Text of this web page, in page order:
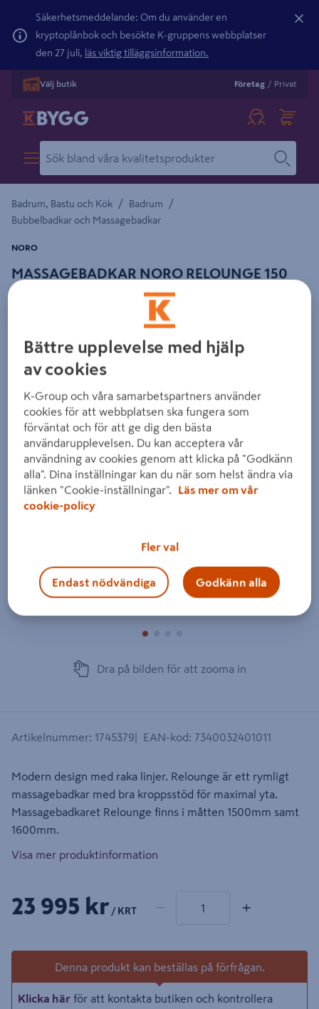
Säkerhetsmeddelande: Om du använder en
kryptoplånbok och besökte K-gruppens webbplatser
den 27 juli, läs viktig tilläggsinformation.
Välj butik Företag / Privat
Badrum, Bastu och Kök / Badrum /
Bubbelbadkar och Massagebadkar
MASSAGEBADKAR NORO RELOUNGE 150
VÄNSTER SILVER + BLANDARE
NORO
Detaljerad beskrivning finns i produktbeskrivningsområdet
Föregående
Dra på bilden för att zooma in
Artikelnummer: 1745379 EAN-kod: 7340032401011
Modern design med raka linjer. Relounge är ett rymligt
massagebadkar med bra kroppsstöd för maximal yta.
Massagebadkaret Relounge finns i måtten 1500mm samt
1600mm.
Visa mer produktinformation
23 995 kr / KRT − +
Denna produkt kan beställas på förfrågan.
Klicka här för att kontakta butiken och kontrollera
Bättre upplevelse med hjälp
av cookies
K-Group och våra samarbetspartners använder
cookies för att webbplatsen ska fungera som
förväntat och för att ge dig den bästa
användarupplevelsen. Du kan acceptera vår
användning av cookies genom att klicka på "Godkänn
alla". Dina inställningar kan du när som helst ändra via
länken "Cookie-inställningar".
Läs mer om vår
cookie-policy
Fler val
Endast nödvändiga Godkänn alla